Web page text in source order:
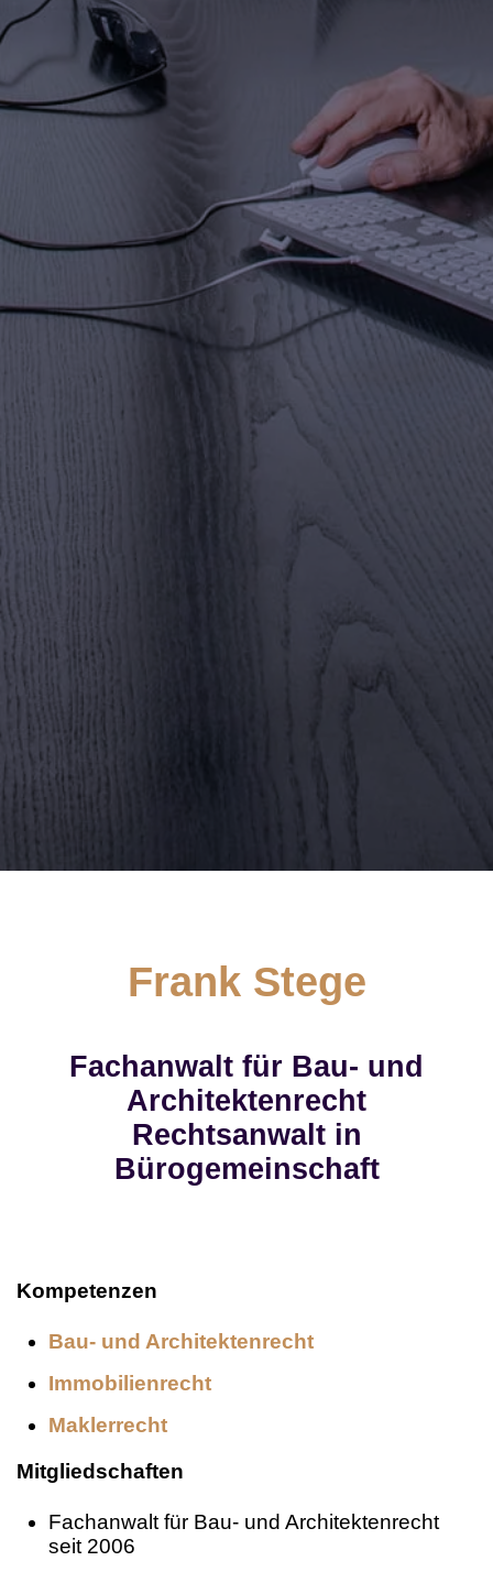
Frank Stege
Fachanwalt für Bau- und
Architektenrecht
Rechtsanwalt in
Bürogemeinschaft
Kompetenzen
Bau- und Architektenrecht
Immobilienrecht
Maklerrecht
Mitgliedschaften
Fachanwalt für Bau- und Architektenrecht
seit 2006